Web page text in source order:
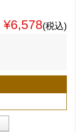
¥6,578(税込)